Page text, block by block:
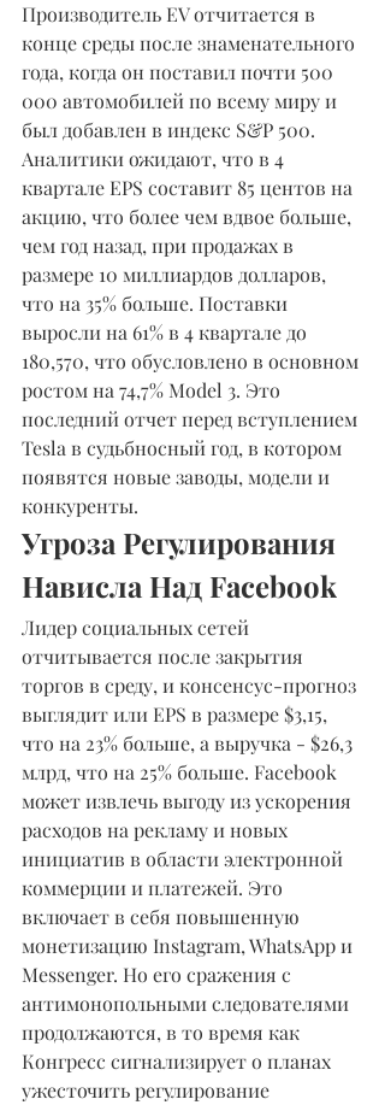
Производитель EV отчитается в
конце среды после знаменательного
года, когда он поставил почти 500
000 автомобилей по всему миру и
был добавлен в индекс S&P 500.
Аналитики ожидают, что в 4
квартале EPS составит 85 центов на
акцию, что более чем вдвое больше,
чем год назад, при продажах в
размере 10 миллиардов долларов,
что на 35% больше. Поставки
выросли на 61% в 4 квартале до
180,570, что обусловлено в основном
ростом на 74,7% Model 3. Это
последний отчет перед вступлением
Tesla в судьбносный год, в котором
появятся новые заводы, модели и
конкуренты.
Угроза Регулирования
Нависла Над Facebook
Лидер социальных сетей
отчитывается после закрытия
торгов в среду, и консенсус-прогноз
выглядит или EPS в размере $3,15,
что на 23% больше, а выручка - $26,3
млрд, что на 25% больше. Facebook
может извлечь выгоду из ускорения
расходов на рекламу и новых
инициатив в области электронной
коммерции и платежей. Это
включает в себя повышенную
монетизацию Instagram, WhatsApp и
Messenger. Но его сражения с
антимонопольными следователями
продолжаются, в то время как
Конгресс сигнализирует о планах
ужесточить регулирование